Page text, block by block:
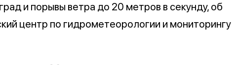
и порывы ветра до 20 метров в секунду, об
центр по гидрометеорологии и мониторингу